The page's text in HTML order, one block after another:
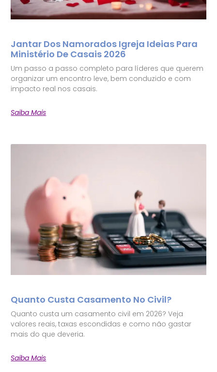
Jantar Dos Namorados Igreja Ideias Para
Ministério De Casais 2026
Um passo a passo completo para líderes que querem
organizar um encontro leve, bem conduzido e com
impacto real nos casais.
Saiba Mais
Quanto Custa Casamento No Civil?
Quanto custa um casamento civil em 2026? Veja
valores reais, taxas escondidas e como não gastar
mais do que deveria.
Saiba Mais